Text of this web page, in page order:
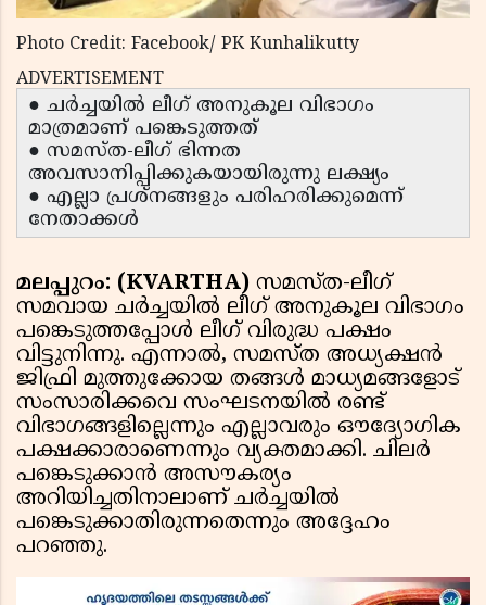
Photo Credit: Facebook/ PK Kunhalikutty
ADVERTISEMENT
● ചർച്ചയിൽ ലീഗ് അനുകൂല വിഭാഗം
മാത്രമാണ് പങ്കെടുത്തത്
● സമസ്ത-ലീഗ് ഭിന്നത
അവസാനിപ്പിക്കുകയായിരുന്നു ലക്ഷ്യം
● എല്ലാ പ്രശ്‌നങ്ങളും പരിഹരിക്കുമെന്ന്
നേതാക്കൾ
മലപ്പുറം: (KVARTHA) സമസ്ത-ലീഗ്
സമവായ ചർച്ചയിൽ ലീഗ് അനുകൂല വിഭാഗം
പങ്കെടുത്തപ്പോൾ ലീഗ് വിരുദ്ധ പക്ഷം
വിട്ടുനിന്നു. എന്നാൽ, സമസ്ത അധ്യക്ഷൻ
ജിഫ്രി മുത്തുക്കോയ തങ്ങൾ മാധ്യമങ്ങളോട്
സംസാരിക്കവെ സംഘടനയിൽ രണ്ട്
വിഭാഗങ്ങളില്ലെന്നും എല്ലാവരും ഔദ്യോഗിക
പക്ഷക്കാരാണെന്നും വ്യക്തമാക്കി. ചിലർ
പങ്കെടുക്കാൻ അസൗകര്യം
അറിയിച്ചതിനാലാണ് ചർച്ചയിൽ
പങ്കെടുക്കാതിരുന്നതെന്നും അദ്ദേഹം
പറഞ്ഞു.